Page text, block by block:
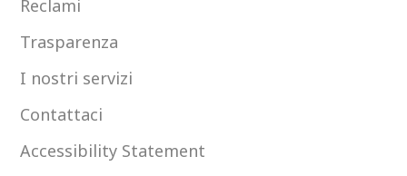
Reclami
Trasparenza
I nostri servizi
Contattaci
Accessibility Statement